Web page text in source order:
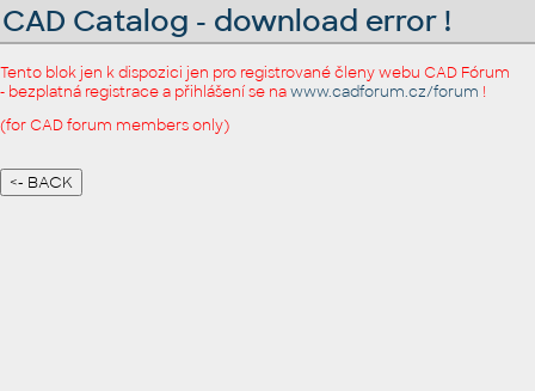
CAD Catalog - download error !
Tento blok jen k dispozici jen pro registrované členy webu CAD Fórum
- bezplatná registrace a přihlášení se nawww.cadforum.cz/forum !
(for CAD forum members only)